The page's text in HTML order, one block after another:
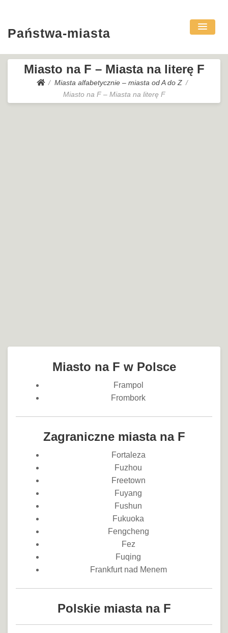
Państwa-miasta
Miasto na F – Miasta na literę F
Miasta alfabetycznie – miasta od A do Z
Miasto na F – Miasta na literę F
Miasto na F w Polsce
Frampol
Frombork
Zagraniczne miasta na F
Fortaleza
Fuzhou
Freetown
Fuyang
Fushun
Fukuoka
Fengcheng
Fez
Fuqing
Frankfurt nad Menem
Polskie miasta na F